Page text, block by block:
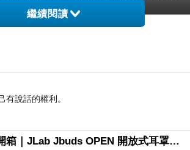
財務數據和隱私。
會計師遵守專業道德規範，包括
值得信賴的會計師需要綜合考慮
的管理之下。
大的決策，而找到一位可信賴的
問可以為您的創業之路提供寶貴
繼續閱讀
有說話的權利。
開箱｜JLab Jbuds OPEN 開放式耳罩藍牙耳機 - 設計美學，輕巧、透氣、環境音全物理達成！